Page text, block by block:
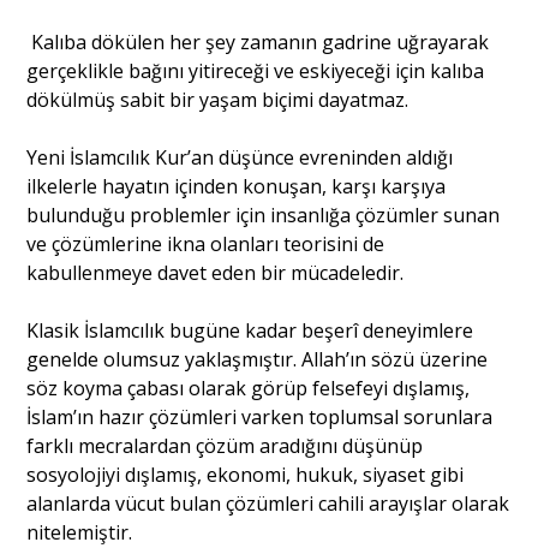
Kalıba dökülen her şey zamanın gadrine uğrayarak
gerçeklikle bağını yitireceği ve eskiyeceği için kalıba
dökülmüş sabit bir yaşam biçimi dayatmaz.
Yeni İslamcılık Kur’an düşünce evreninden aldığı
ilkelerle hayatın içinden konuşan, karşı karşıya
bulunduğu problemler için insanlığa çözümler sunan
ve çözümlerine ikna olanları teorisini de
kabullenmeye davet eden bir mücadeledir.
Klasik İslamcılık bugüne kadar beşerî deneyimlere
genelde olumsuz yaklaşmıştır. Allah’ın sözü üzerine
söz koyma çabası olarak görüp felsefeyi dışlamış,
İslam’ın hazır çözümleri varken toplumsal sorunlara
farklı mecralardan çözüm aradığını düşünüp
sosyolojiyi dışlamış, ekonomi, hukuk, siyaset gibi
alanlarda vücut bulan çözümleri cahili arayışlar olarak
nitelemiştir.